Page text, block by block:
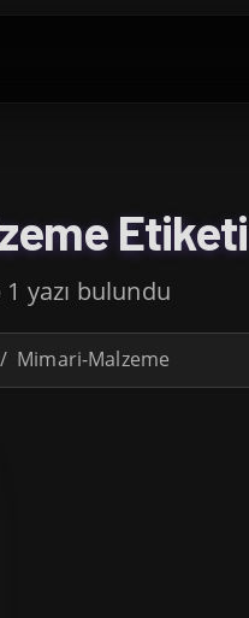
Etiketi
yazı bulundu
Mimari-Malzeme